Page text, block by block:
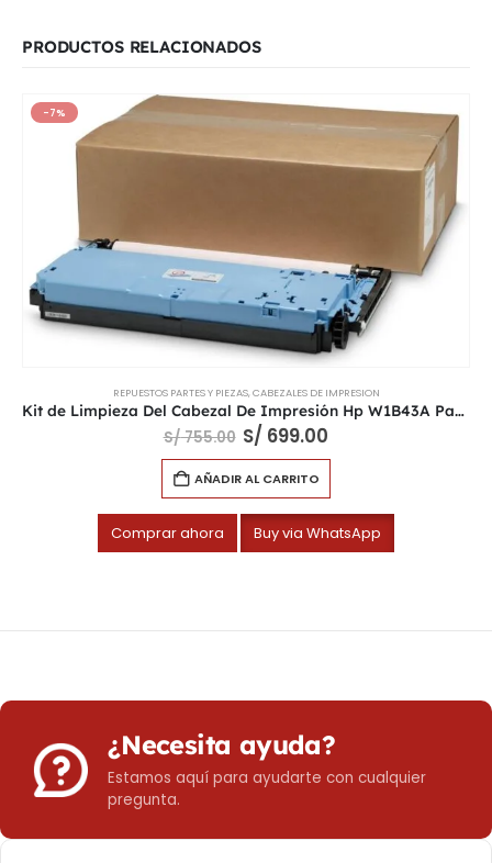
PRODUCTOS RELACIONADOS
-7%
REPUESTOS PARTES Y PIEZAS,CABEZALES DE IMPRESION
Kit de Limpieza Del Cabezal De Impresión Hp W1B43A PageWide
S/755.00 S/ 699.00
AÑADIR AL CARRITO
Comprar ahora Buy via WhatsApp
¿Necesita ayuda?
Estamos aquí para ayudarte con cualquier
pregunta.